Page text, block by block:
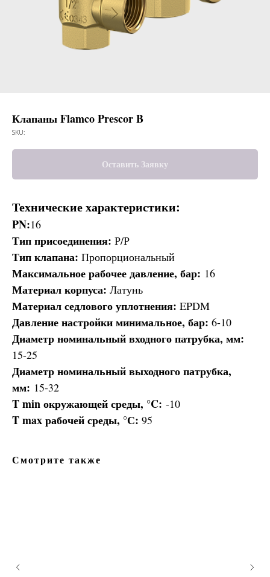
Клапаны Flamco Prescor B
SKU:
Оставить Заявку
Технические характеристики:
PN:16
Тип присоединения: Р/Р
Тип клапана: Пропорциональный
Максимальное рабочее давление, бар: 16
Материал корпуса: Латунь
Материал седлового уплотнения: EPDM
Давление настройки минимальное, бар: 6-10
Диаметр номинальный входного патрубка, мм:
15-25
Диаметр номинальный выходного патрубка,
мм: 15-32
T min окружающей среды, °C: -10
T max рабочей среды, °С: 95
Смотрите также